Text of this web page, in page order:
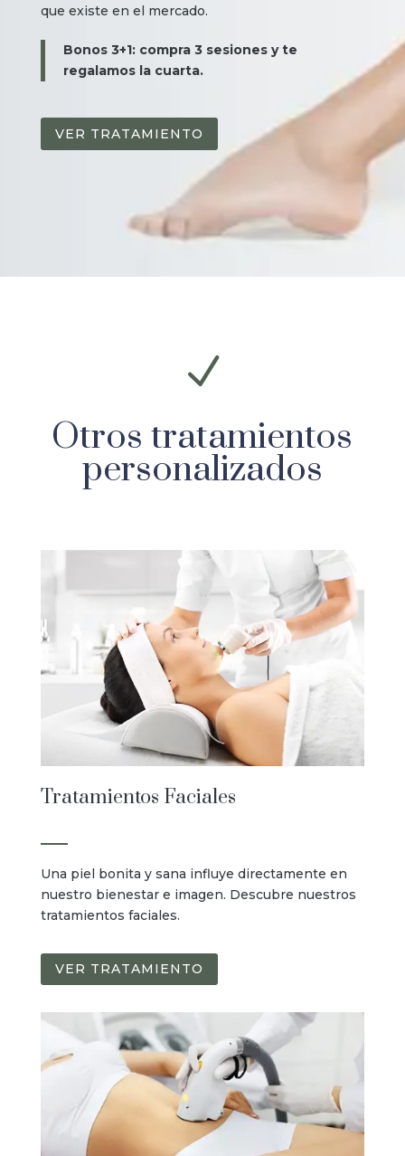
que existe en el mercado.
Bonos 3+1: compra 3 sesiones y te
regalamos la cuarta.
VER TRATAMIENTO
N
Otros tratamientos
personalizados
Tratamientos Faciales
Una piel bonita y sana influye directamente en
nuestro bienestar e imagen. Descubre nuestros
tratamientos faciales.
VER TRATAMIENTO